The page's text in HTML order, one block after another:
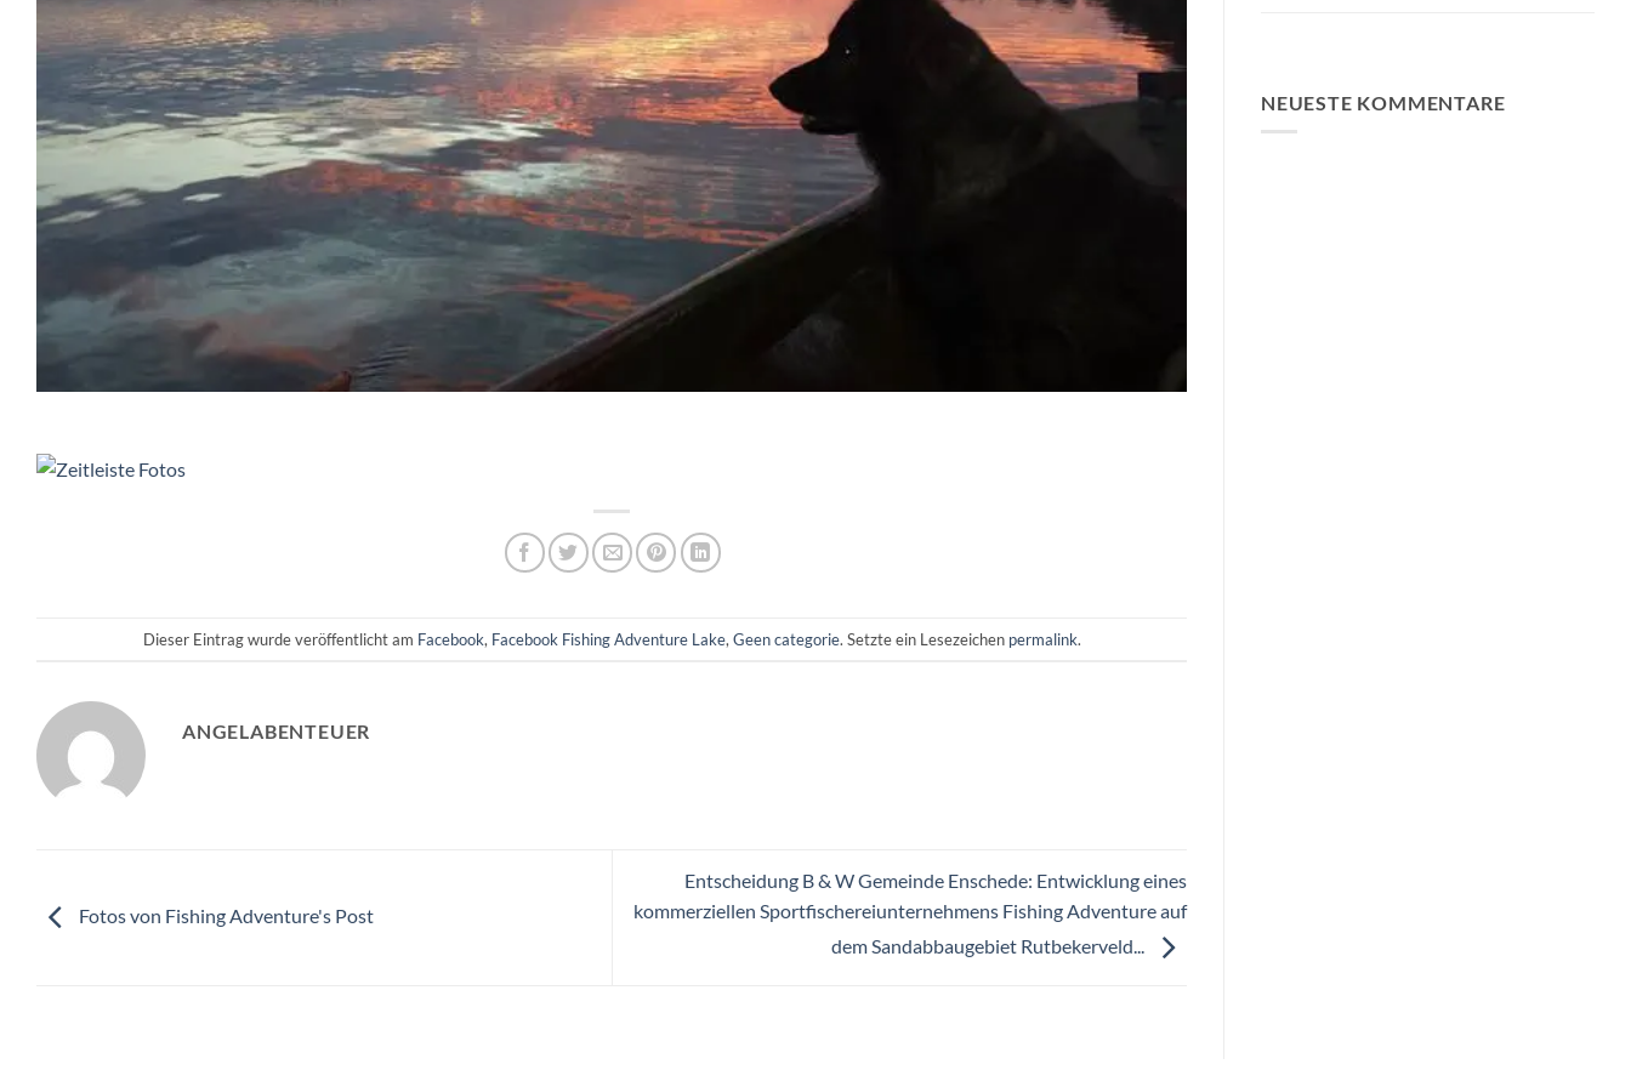
Dieser Eintrag wurde veröffentlicht am Facebook, Facebook Fishing Adventure Lake, Geen categorie. Setzte ein Lesezeichen permalink.
ANGELABENTEUER
Fotos von Fishing Adventure's Post
Entscheidung B & W Gemeinde Enschede: Entwicklung eines
kommerziellen Sportfischereiunternehmens Fishing Adventure auf
dem Sandabbaugebiet Rutbekerveld...
NEUESTE KOMMENTARE